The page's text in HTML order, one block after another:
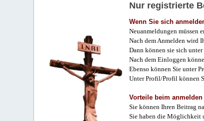
Nur registrierte
Wenn Sie sich
Neuanmeldungen müssen
Nach dem Anmelden wird
Dann können sie sich
Nach dem Einloggen
Ebenso können Sie unter
Unter Profil/Profil können
Vorteile beim anmelden
Sie können Ihren Beitrag
Sie haben die Möglichkeit